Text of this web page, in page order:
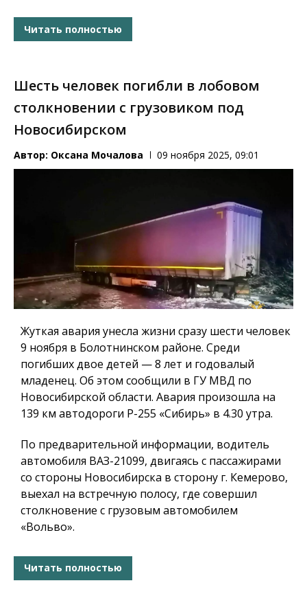
Читать полностью
Шесть человек погибли в лобовом
столкновении с грузовиком под
Новосибирском
Автор: Оксана Мочалова 09 ноября 2025, 09:01
Жуткая авария унесла жизни сразу шести человек
9 ноября в Болотнинском районе. Среди
погибших двое детей — 8 лет и годовалый
младенец. Об этом сообщили в ГУ МВД по
Новосибирской области. Авария произошла на
139 км автодороги Р-255 «Сибирь» в 4.30 утра.
По предварительной информации, водитель
автомобиля ВАЗ-21099, двигаясь с пассажирами
со стороны Новосибирска в сторону г. Кемерово,
выехал на встречную полосу, где совершил
столкновение с грузовым автомобилем
«Вольво».
Читать полностью